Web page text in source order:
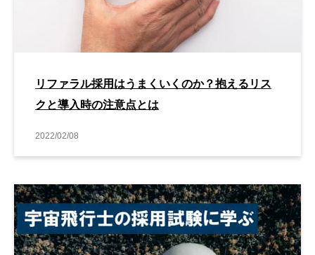
リファラル採用はうまくいくのか？抱えるリス
クと導入時の注意点とは
2022/02/08